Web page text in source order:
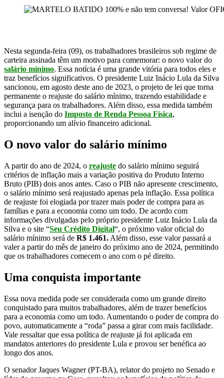
Nesta segunda-feira (09), os trabalhadores brasileiros sob regime de
carteira assinada têm um motivo para comemorar: o novo valor do
salário mínimo. Essa notícia é uma grande vitória para todos eles e
traz benefícios significativos. O presidente Luiz Inácio Lula da Silva
sancionou, em agosto deste ano de 2023, o projeto de lei que torna
permanente o reajuste do salário mínimo, trazendo estabilidade e
segurança para os trabalhadores. Além disso, essa medida também
inclui a isenção do Imposto de Renda Pessoa Física,
proporcionando um alívio financeiro adicional.
O novo valor do salário mínimo
A partir do ano de 2024, o reajuste do salário mínimo seguirá
critérios de inflação mais a variação positiva do Produto Interno
Bruto (PIB) dois anos antes. Caso o PIB não apresente crescimento,
o salário mínimo será reajustado apenas pela inflação. Essa política
de reajuste foi elogiada por trazer mais poder de compra para as
famílias e para a economia como um todo. De acordo com
informações divulgadas pelo próprio presidente Luiz Inácio Lula da
Silva e o site “Seu Crédito Digital“, o próximo valor oficial do
salário mínimo será de R$ 1.461. Além disso, esse valor passará a
valer a partir do mês de janeiro do próximo ano de 2024, permitindo
que os trabalhadores comecem o ano com o pé direito.
Uma conquista importante
Essa nova medida pode ser considerada como um grande direito
conquistado para muitos trabalhadores, além de trazer benefícios
para a economia como um todo. Aumentando o poder de compra do
povo, automaticamente a “roda” passa a girar com mais facilidade.
Vale ressaltar que essa política de reajuste já foi aplicada em
mandatos anteriores do presidente Lula e provou ser benéfica ao
longo dos anos.
O senador Jaques Wagner (PT-BA), relator do projeto no Senado e